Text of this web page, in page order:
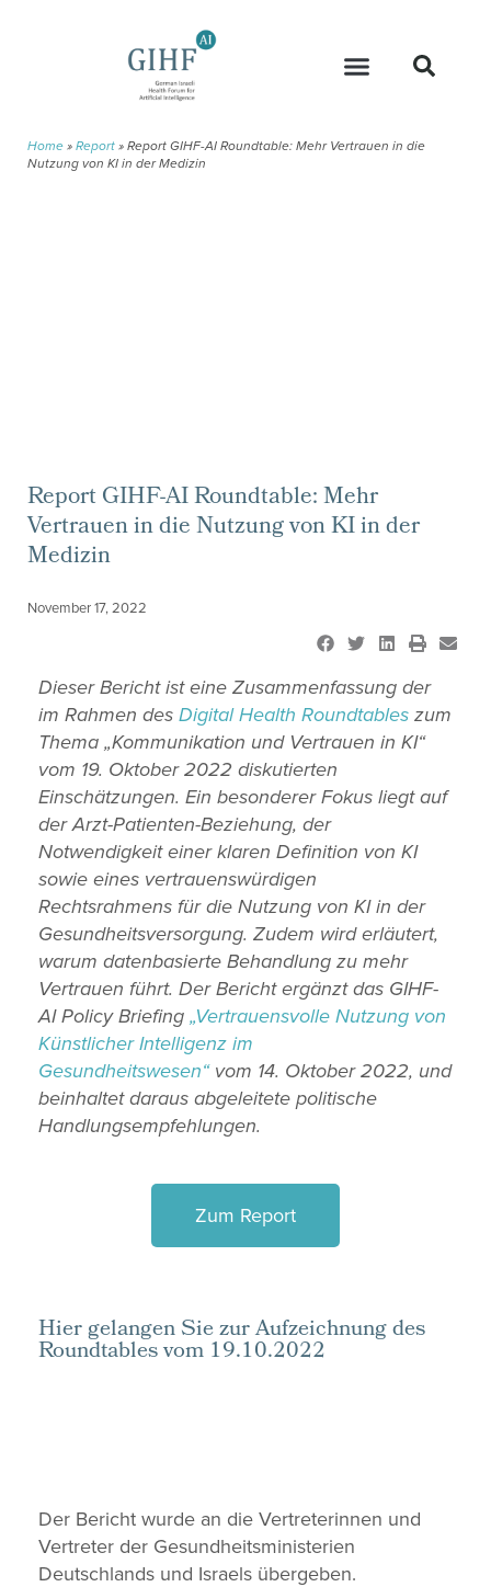
Home » Report » Report GIHF-AI Roundtable: Mehr Vertrauen in die
Nutzung von KI in der Medizin
Report GIHF-AI Roundtable: Mehr
Vertrauen in die Nutzung von KI in der
Medizin
November 17, 2022
Dieser Bericht ist eine Zusammenfassung der
im Rahmen des Digital Health Roundtables zum
Thema „Kommunikation und Vertrauen in KI“
vom 19. Oktober 2022 diskutierten
Einschätzungen. Ein besonderer Fokus liegt auf
der Arzt-Patienten-Beziehung, der
Notwendigkeit einer klaren Definition von KI
sowie eines vertrauenswürdigen
Rechtsrahmens für die Nutzung von KI in der
Gesundheitsversorgung. Zudem wird erläutert,
warum datenbasierte Behandlung zu mehr
Vertrauen führt. Der Berichtergänzt das GIHF-
AI Policy Briefing „Vertrauensvolle Nutzung von
Künstlicher Intelligenz im
Gesundheitswesen“ vom 14. Oktober 2022, und
beinhaltet daraus abgeleitete politische
Handlungsempfehlungen.
Zum Report
Hier gelangen Sie zur Aufzeichnung des
Roundtables vom 19.10.2022
Der Bericht wurde an die Vertreterinnen und
Vertreter der Gesundheitsministerien
Deutschlands und Israels übergeben.